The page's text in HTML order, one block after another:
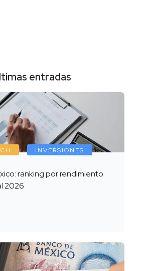
entradas
INVERSIONES
ranking por rendimiento
2026